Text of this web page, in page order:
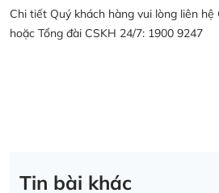
Chi tiết Quý khách hàng vui lòng liên
hoặc Tổng đài CSKH 24/7: 1900 9247
Tin bài khác